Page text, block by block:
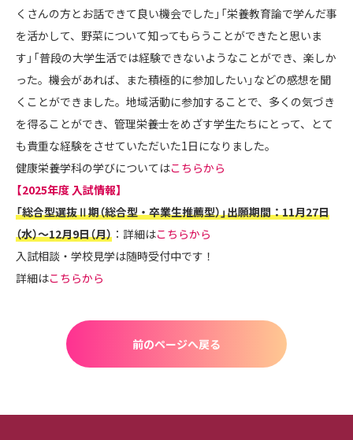
くさんの方とお話できて良い機会でした」「栄養教育論で学んだ事
を活かして、野菜について知ってもらうことができたと思いま
す」「普段の大学生活では経験できないようなことができ、楽しか
った。機会があれば、また積極的に参加したい」などの感想を聞
くことができました。地域活動に参加することで、多くの気づき
を得ることができ、管理栄養士をめざす学生たちにとって、とて
も貴重な経験をさせていただいた1日になりました。
健康栄養学科の学びについてはこちらから
【2025年度 入試情報】
「総合型選抜Ⅱ期（総合型・卒業生推薦型）」出願期間：11月27日
（水）～12月9日（月） ：詳細はこちらから
入試相談・学校見学は随時受付中です！
詳細はこちらから
前のページへ戻る